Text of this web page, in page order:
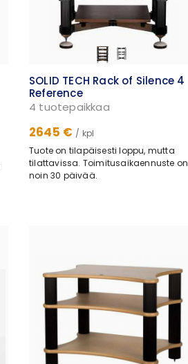
SOLID TECH Rack of Silence 4
Reference
4 tuotepaikkaa
2645 € / kpl
Tuote on tilapäisesti loppu, mutta
tilattavissa. Toimitusaikaennuste on
noin 30 päivää.